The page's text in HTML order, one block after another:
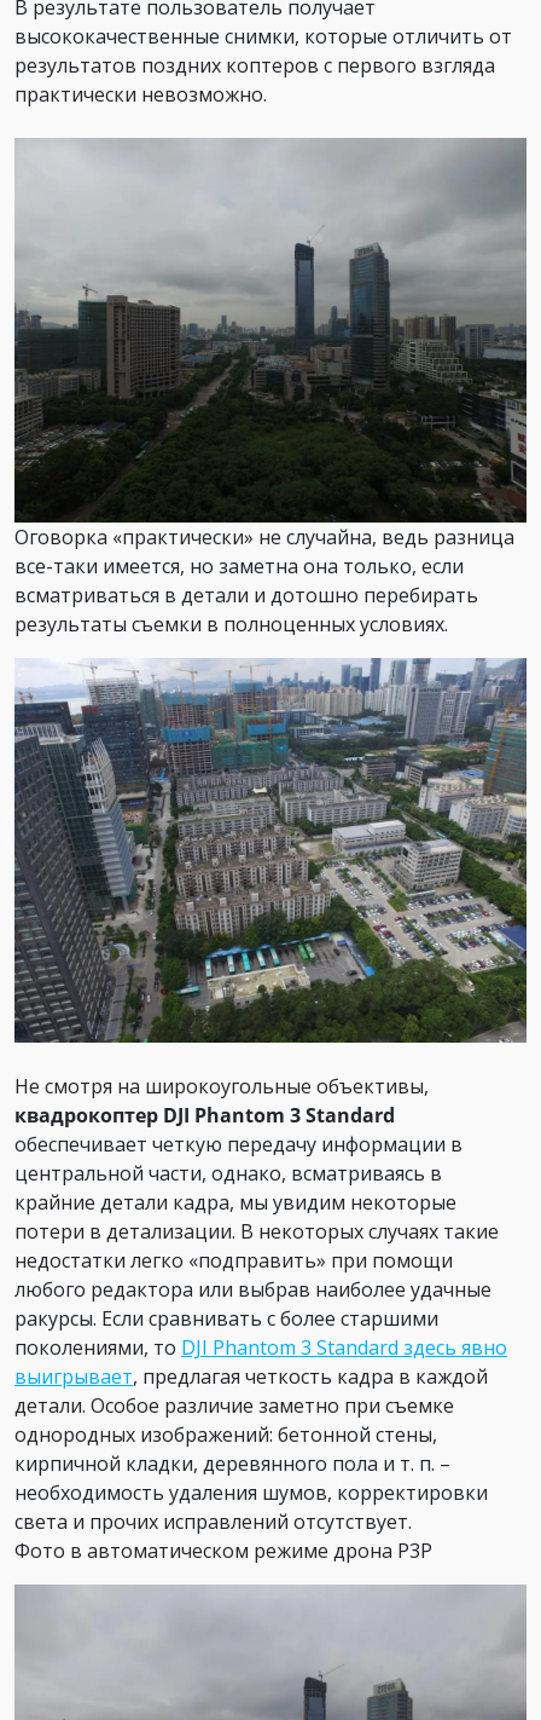
В результате пользователь получает
высококачественные снимки, которые отличить от
результатов поздних коптеров с первого взгляда
практически невозможно.
Оговорка «практически» не случайна, ведь разница
все-таки имеется, но заметна она только, если
всматриваться в детали и дотошно перебирать
результаты съемки в полноценных условиях.
Не смотря на широкоугольные объективы,
квадрокоптер DJI Phantom 3 Standard
обеспечивает четкую передачу информации в
центральной части, однако, всматриваясь в
крайние детали кадра, мы увидим некоторые
потери в детализации. В некоторых случаях такие
недостатки легко «подправить» при помощи
любого редактора или выбрав наиболее удачные
ракурсы. Если сравнивать с более старшими
поколениями, то DJI Phantom 3 Standard здесь явно
выигрывает, предлагая четкость кадра в каждой
детали. Особое различие заметно при съемке
однородных изображений: бетонной стены,
кирпичной кладки, деревянного пола и т. п. –
необходимость удаления шумов, корректировки
света и прочих исправлений отсутствует.
Фото в автоматическом режиме дрона P3P